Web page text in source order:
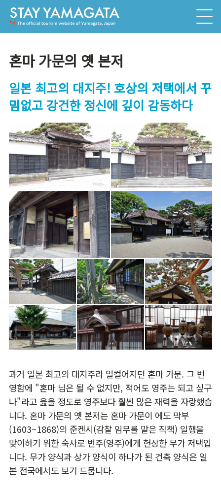
혼마 가문의 옛 본저
일본 최고의 대지주! 호상의 저택에서 꾸
밈없고 강건한 정신에 깊이 감동하다
과거 일본 최고의 대지주라 일컬어지던 혼마 가문. 그 번
영함에 "혼마 님은 될 수 없지만, 적어도 영주는 되고 싶구
나"라고 읊을 정도로 영주보다 훨씬 많은 재력을 자랑했습
니다. 혼마 가문의 옛 본저는 혼마 가문이 에도 막부
(1603~1868)의 준켄시(감찰 임무를 맡은 직책) 일행을
맞이하기 위한 숙사로 번주(영주)에게 헌상한 무가 저택입
니다. 무가 양식과 상가 양식이 하나가 된 건축 양식은 일
본 전국에서도 보기 드뭅니다.